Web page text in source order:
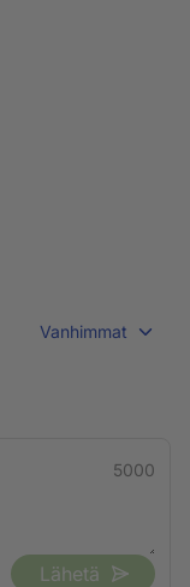
Vanhimmat
5000
Lähetä